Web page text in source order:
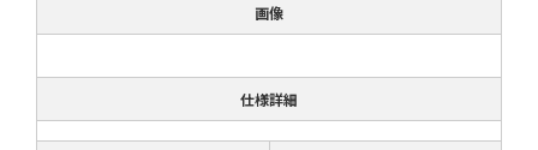
画像
仕様詳細